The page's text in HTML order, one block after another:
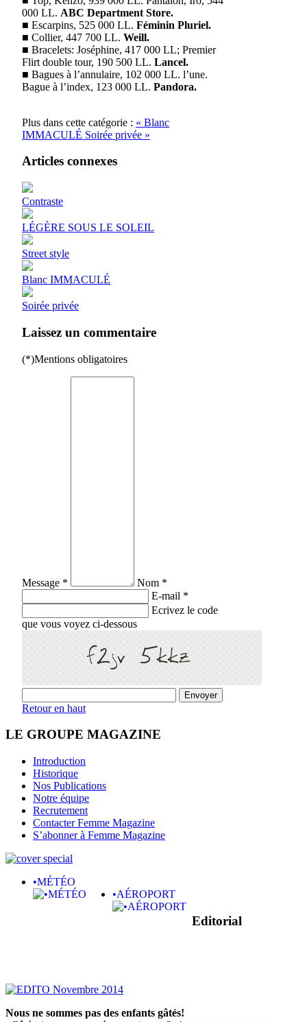
000 LL. ABC Department Store.
■ Escarpins, 525 000 LL. Féminin Pluriel.
■ Collier, 447 700 LL. Weill.
■ Bracelets: Joséphine, 417 000 LL; Premier
Flirt double tour, 190 500 LL. Lancel.
■ Bagues à l’annulaire, 102 000 LL. l’une.
Bague à l’index, 123 000 LL. Pandora.
Plus dans cette catégorie : « Blanc
IMMACULÉ Soirée privée »
Articles connexes
Contraste
LÉGÈRE SOUS LE SOLEIL
Street style
Blanc IMMACULÉ
Soirée privée
Laissez un commentaire
(*)Mentions obligatoires
Message *
Nom *
E-mail *
Ecrivez le code
que vous voyez ci-dessous
Retour en haut
LE GROUPE MAGAZINE
Introduction
Historique
Nos Publications
Notre équipe
Recrutement
Contacter Femme Magazine
S’abonner à Femme Magazine
•MÉTÉO
•AÉROPORT
Editorial
Nous ne sommes pas des enfants gâtés!